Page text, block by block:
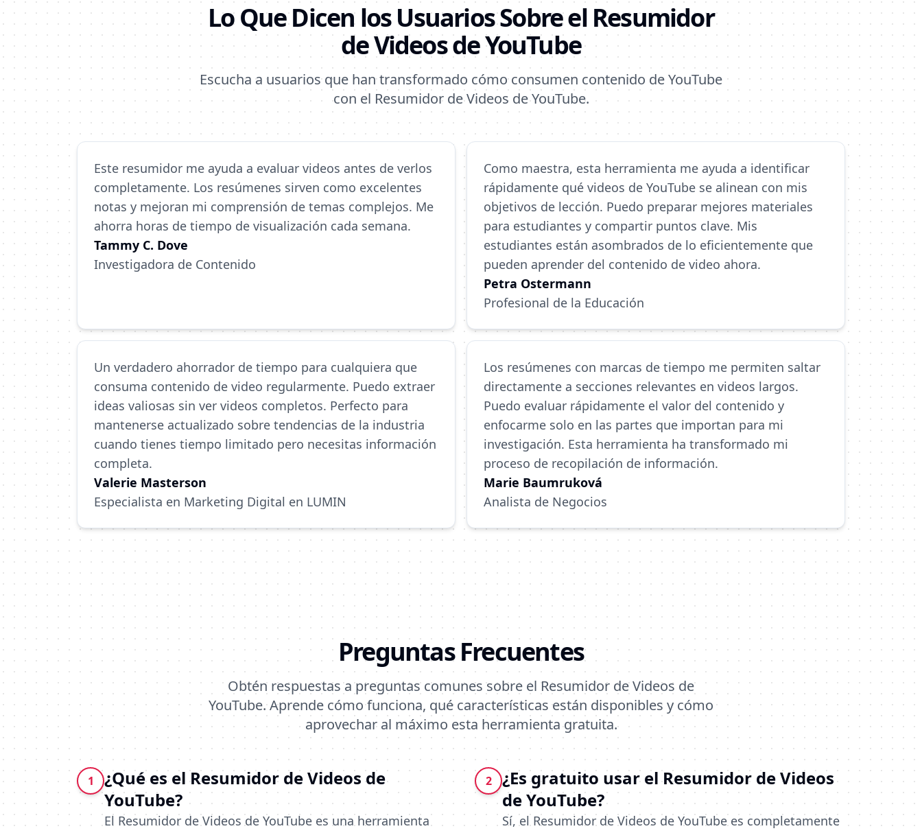
Lo Que Dicen los Usuarios Sobre el Resumidor
de Videos de YouTube
Escucha a usuarios que han transformado cómo consumen contenido de YouTube
con el Resumidor de Videos de YouTube.
Este resumidor me ayuda a evaluar videos antes de verlos
completamente. Los resúmenes sirven como excelentes
notas y mejoran mi comprensión de temas complejos. Me
ahorra horas de tiempo de visualización cada semana.
Tammy C. Dove
Investigadora de Contenido
Como maestra, esta herramienta me ayuda a identificar
rápidamente qué videos de YouTube se alinean con mis
objetivos de lección. Puedo preparar mejores materiales
para estudiantes y compartir puntos clave. Mis
estudiantes están asombrados de lo eficientemente que
pueden aprender del contenido de video ahora.
Petra Ostermann
Profesional de la Educación
Un verdadero ahorrador de tiempo para cualquiera que
consuma contenido de video regularmente. Puedo extraer
ideas valiosas sin ver videos completos. Perfecto para
mantenerse actualizado sobre tendencias de la industria
cuando tienes tiempo limitado pero necesitas información
completa.
Valerie Masterson
Especialista en Marketing Digital en LUMIN
Los resúmenes con marcas de tiempo me permiten saltar
directamente a secciones relevantes en videos largos.
Puedo evaluar rápidamente el valor del contenido y
enfocarme solo en las partes que importan para mi
investigación. Esta herramienta ha transformado mi
proceso de recopilación de información.
Marie Baumruková
Analista de Negocios
Preguntas Frecuentes
Obtén respuestas a preguntas comunes sobre el Resumidor de Videos de
YouTube. Aprende cómo funciona, qué características están disponibles y cómo
aprovechar al máximo esta herramienta gratuita.
1
¿Qué es el Resumidor de Videos de
YouTube?
El Resumidor de Videos de YouTube es una herramienta
2
¿Es gratuito usar el Resumidor de Videos
de YouTube?
Sí, el Resumidor de Videos de YouTube es completamente